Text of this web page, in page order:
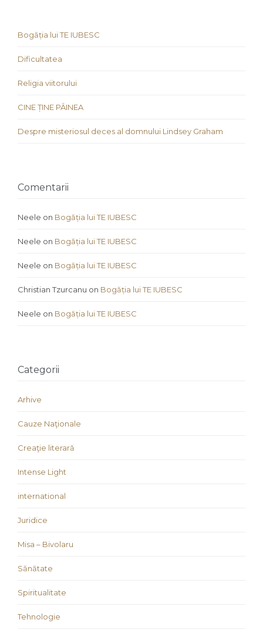
Bogăția lui TE IUBESC
Dificultatea
Religia viitorului
CINE ȚINE PÂINEA
Despre misteriosul deces al domnului Lindsey Graham
Comentarii
Neele on Bogăția lui TE IUBESC
Neele on Bogăția lui TE IUBESC
Neele on Bogăția lui TE IUBESC
Christian Tzurcanu on Bogăția lui TE IUBESC
Neele on Bogăția lui TE IUBESC
Categorii
Arhive
Cauze Naţionale
Creaţie literară
Intense Light
international
Juridice
Misa – Bivolaru
Sănătate
Spiritualitate
Tehnologie